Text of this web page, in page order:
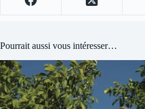
Pourrait aussi vous intéresser…